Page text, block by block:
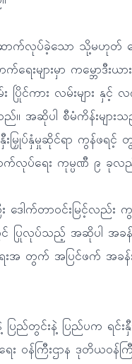
မှ ဆောက်လုပ်ခဲ့သော သို့မဟု
းများမှာ ကမ္ဘောဒီးယ
ဝမ်း ပြိုင်ကား လမ်းမျ
ည်။ အဆိုပါ စီမံကိန်းမျ
ြှုပ်နှံမှုဆိုင်ရာ ကွန်ဖရင့် တွ
ာက်လုပ်ရေး ကုမ္ပဏီ ၉ ခု
ဒေါက်တာဝင်းမြင့်လည်
လုပ်သည့် အဆိုပါ အခန်းအ
ေးအ တွက် အပြင်ဖက်
ပြည်တွင်းနဲ့ ပြည်ပက ရင်
း ဝန်ကြီးဌာန ဒုတိယဝ